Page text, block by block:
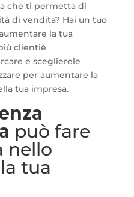
che ti permetta di
di vendita? Hai un tuo
la tua
clientiè
e sceglierele
per aumentare la
tua impresa.
può fare
nello
tua